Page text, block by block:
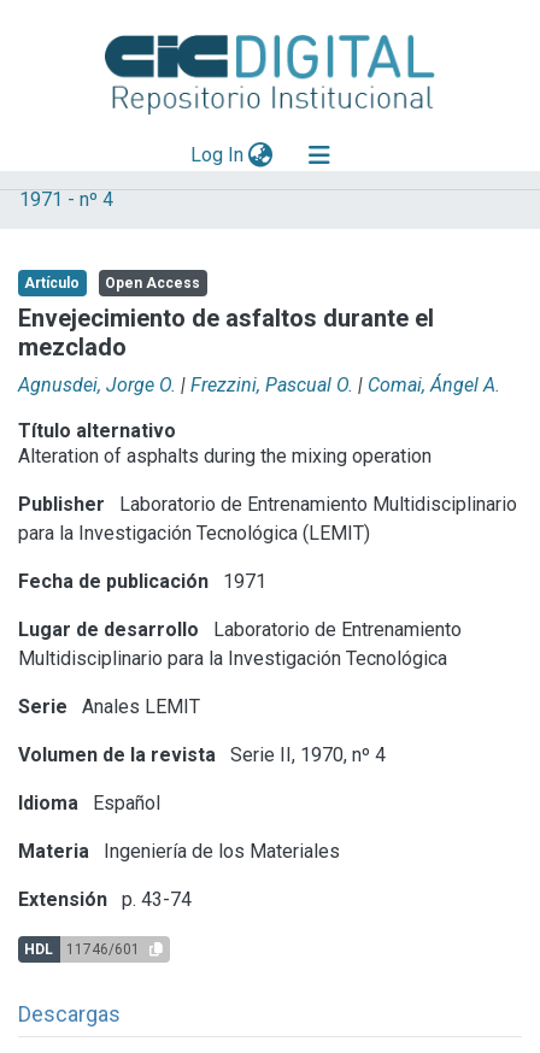
Log In(current)
Explorar
Aportar material
Statistics
1971 - nº 4
Artículo Open Access
Envejecimiento de asfaltos durante el
mezclado
Agnusdei, Jorge O. | Frezzini, Pascual O. | Comai, Ángel A.
Título alternativo
Alteration of asphalts during the mixing operation
Publisher
Laboratorio de Entrenamiento Multidisciplinario
para la Investigación Tecnológica (LEMIT)
Fecha de publicación 1971
Lugar de desarrollo
Laboratorio de Entrenamiento
Multidisciplinario para la Investigación Tecnológica
Serie Anales LEMIT
Volumen de la revista Serie II, 1970, nº 4
Idioma Español
Materia Ingeniería de los Materiales
Extensión p. 43-74
HDL 11746/601
Descargas